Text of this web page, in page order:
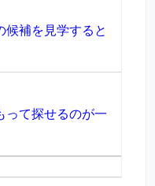
候補を見学すると
って探せるのが一